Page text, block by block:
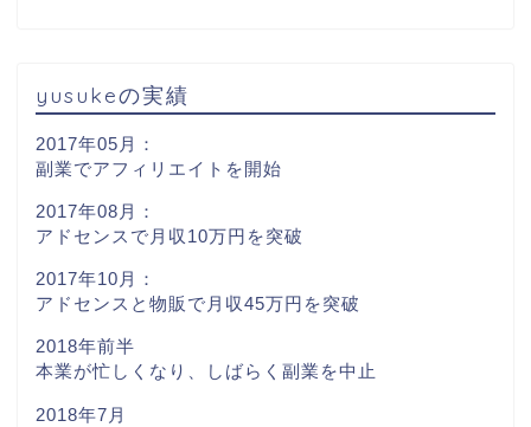
yusukeの実績
2017年05月：
副業でアフィリエイトを開始
2017年08月：
アドセンスで月収10万円を突破
2017年10月：
アドセンスと物販で月収45万円を突破
2018年前半
本業が忙しくなり、しばらく副業を中止
2018年7月